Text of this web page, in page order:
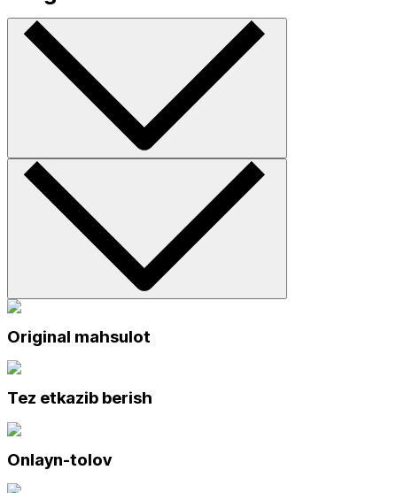
Original mahsulot
Tez etkazib berish
Onlayn-tolov